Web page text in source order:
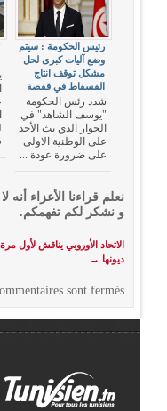
رئيس الحكومة : سيتم
وضع آليات كبرى لحل
مشكل توقف انتاج
الفسفاط في قفصة
شدد رئس الحكومة
"يوسف الشاهد" في
الحوار الذي بث الأحد
على الوطنية الاولى
على ضرورة عودة ...
نعلم قراءنا الأعزاء أنه
و نشكر لكم تفهمكم.
الاتحاد الأوروبي يناقش لأول
ديونها →
sont fermés.